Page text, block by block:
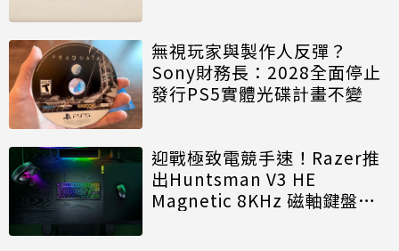
無視玩家與製作人反彈？
Sony財務長：2028全面停止
發行PS5實體光碟計畫不變
迎戰極致電競手速！Razer推
出Huntsman V3 HE
Magnetic 8KHz 磁軸鍵盤效